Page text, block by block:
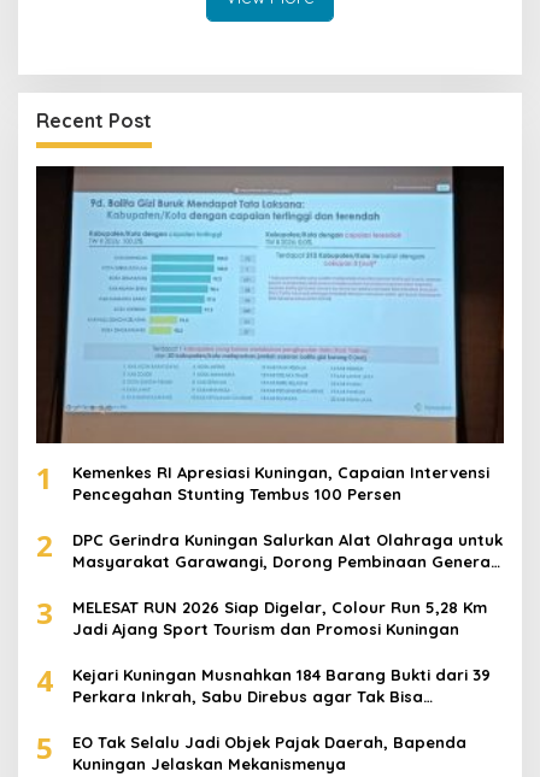
Recent Post
1
Kemenkes RI Apresiasi Kuningan, Capaian Intervensi
Pencegahan Stunting Tembus 100 Persen
2
DPC Gerindra Kuningan Salurkan Alat Olahraga untuk
Masyarakat Garawangi, Dorong Pembinaan Generasi
3
MELESAT RUN 2026 Siap Digelar, Colour Run 5,28 Km
Jadi Ajang Sport Tourism dan Promosi Kuningan
4
Kejari Kuningan Musnahkan 184 Barang Bukti dari 39
Perkara Inkrah, Sabu Direbus agar Tak Bisa
5
EO Tak Selalu Jadi Objek Pajak Daerah, Bapenda
Kuningan Jelaskan Mekanismenya